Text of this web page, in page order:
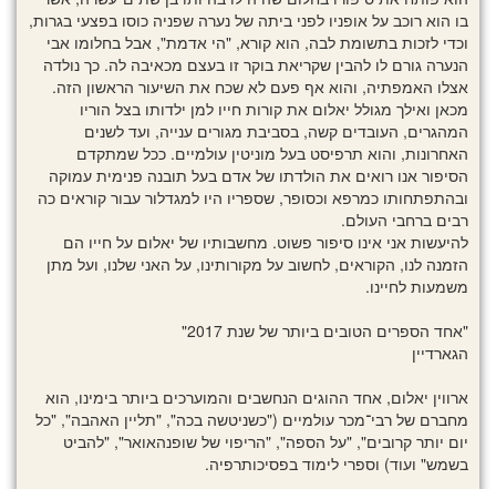
בו הוא רוכב על אופניו לפני ביתה של נערה שפניה כוסו בפצעי בגרות,
וכדי לזכות בתשומת לבה, הוא קורא, "הי אדמת", אבל בחלומו אבי
הנערה גורם לו להבין שקריאת בוקר זו בעצם מכאיבה לה. כך נולדה
אצלו האמפתיה, והוא אף פעם לא שכח את השיעור הראשון הזה.
מכאן ואילך מגולל יאלום את קורות חייו למן ילדותו בצל הוריו
המהגרים, העובדים קשה, בסביבת מגורים ענייה, ועד לשנים
האחרונות, והוא תרפיסט בעל מוניטין עולמיים. ככל שמתקדם
הסיפור אנו רואים את הולדתו של אדם בעל תובנה פנימית עמוקה
ובהתפתחותו כמרפא וכסופר, שספריו היו למגדלור עבור קוראים כה
רבים ברחבי העולם.
להיעשות אני אינו סיפור פשוט. מחשבותיו של יאלום על חייו הם
הזמנה לנו, הקוראים, לחשוב על מקורותינו, על האני שלנו, ועל מתן
משמעות לחיינו.
"אחד הספרים הטובים ביותר של שנת 2017"
הגארדיין
ארווין יאלום, אחד ההוגים הנחשבים והמוערכים ביותר בימינו, הוא
מחברם של רבי־מכר עולמיים ("כשניטשה בכה", "תליין האהבה", "כל
יום יותר קרובים", "על הספה", "הריפוי של שופנהאואר", "להביט
בשמש" ועוד) וספרי לימוד בפסיכותרפיה.